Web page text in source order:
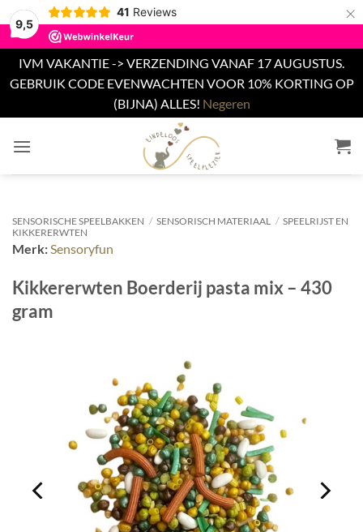
9,5
41 Reviews ×
IVM VAKANTIE -> VERZENDING VANAF 17 AUGUSTUS.
GEBRUIK CODE EVENWACHTEN VOOR 10% KORTING OP
(BIJNA) ALLES! Negeren
naar
SENSORISCHE SPEELBAKKEN / SENSORISCH MATERIAAL / SPEELRIJST EN
KIKKERERWTEN
Merk: Sensoryfun
Kikkererwten Boerderij pasta mix – 430
gram